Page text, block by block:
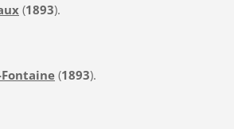
(1893).
(1893).